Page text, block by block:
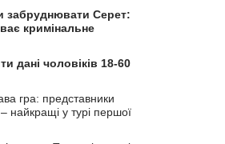
забруднювати Серет:
кримінальне
дані чоловіків 18-60
гра: представники
найкращі у турі першої